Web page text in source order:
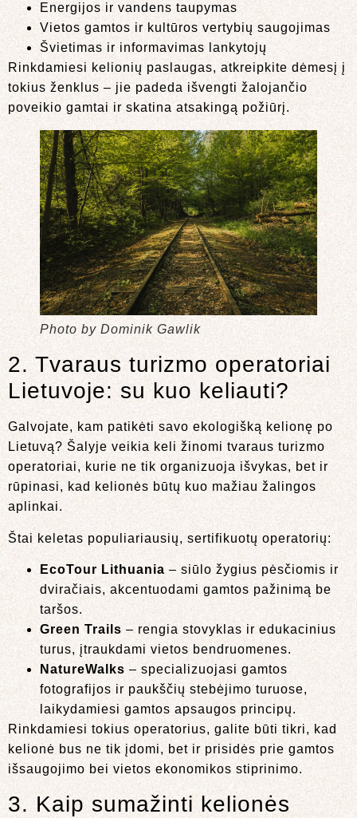
Energijos ir vandens taupymas
Vietos gamtos ir kultūros vertybių saugojimas
Švietimas ir informavimas lankytojų
Rinkdamiesi kelionių paslaugas, atkreipkite dėmesį į
tokius ženklus – jie padeda išvengti žalojančio
poveikio gamtai ir skatina atsakingą požiūrį.
Photo by Dominik Gawlik
2. Tvaraus turizmo operatoriai
Lietuvoje: su kuo keliauti?
Galvojate, kam patikėti savo ekologišką kelionę po
Lietuvą? Šalyje veikia keli žinomi tvaraus turizmo
operatoriai, kurie ne tik organizuoja išvykas, bet ir
rūpinasi, kad kelionės būtų kuo mažiau žalingos
aplinkai.
Štai keletas populiariausių, sertifikuotų operatorių:
EcoTour Lithuania – siūlo žygius pėsčiomis ir
dviračiais, akcentuodami gamtos pažinimą be
taršos.
Green Trails – rengia stovyklas ir edukacinius
turus, įtraukdami vietos bendruomenes.
NatureWalks – specializuojasi gamtos
fotografijos ir paukščių stebėjimo turuose,
laikydamiesi gamtos apsaugos principų.
Rinkdamiesi tokius operatorius, galite būti tikri, kad
kelionė bus ne tik įdomi, bet ir prisidės prie gamtos
išsaugojimo bei vietos ekonomikos stiprinimo.
3. Kaip sumažinti kelionės